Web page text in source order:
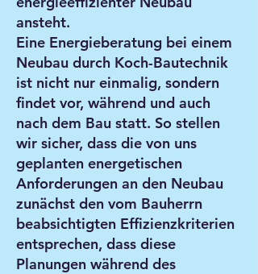
ansteht.
Eine Energieberatung bei einem
Neubau durch Koch-Bautechnik
ist nicht nur einmalig, sondern
findet vor, während und auch
nach dem Bau statt. So stellen
wir sicher, dass die von uns
geplanten energetischen
Anforderungen an den Neubau
zunächst den vom Bauherrn
beabsichtigten Effizienzkriterien
entsprechen, dass diese
Planungen während des